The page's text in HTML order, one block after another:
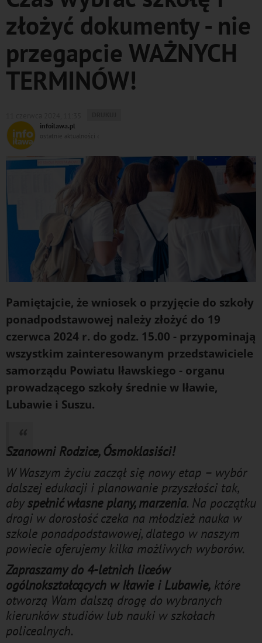
złożyć dokumenty - nie
przegapcie WAŻNYCH
TERMINÓW!
DO
infoilawa.pl
ostatnie aktualności ‹
Pamiętajcie, że wniosek o przyjęcie do szkoły
ponadpodstawowej należy złożyć do 19
czerwca 2024 r. do godz. 15.00 - przypominają
wszystkim zainteresowanym przedstawiciele
samorządu Powiatu Iławskiego - organu
prowadzącego szkoły średnie w Iławie,
Lubawie i Suszu.
Szanowni Rodzice, Ósmoklasiści!
W Waszym życiu zaczął się nowy etap – wybór
dalszej edukacji i planowanie przyszłości tak,
abyspełnić własne plany, marzenia. Na początku
drogi w dorosłość czeka na młodzież nauka w
szkole ponadpodstawowej, dlatego w naszym
powiecie oferujemy kilka możliwych wyborów.
Zapraszamy do 4-letnich liceów
ogólnokształcących w Iławie i Lubawie, które
otworzą Wam dalszą drogę do wybranych
kierunków studiów lub nauki w szkołach
policealnych.